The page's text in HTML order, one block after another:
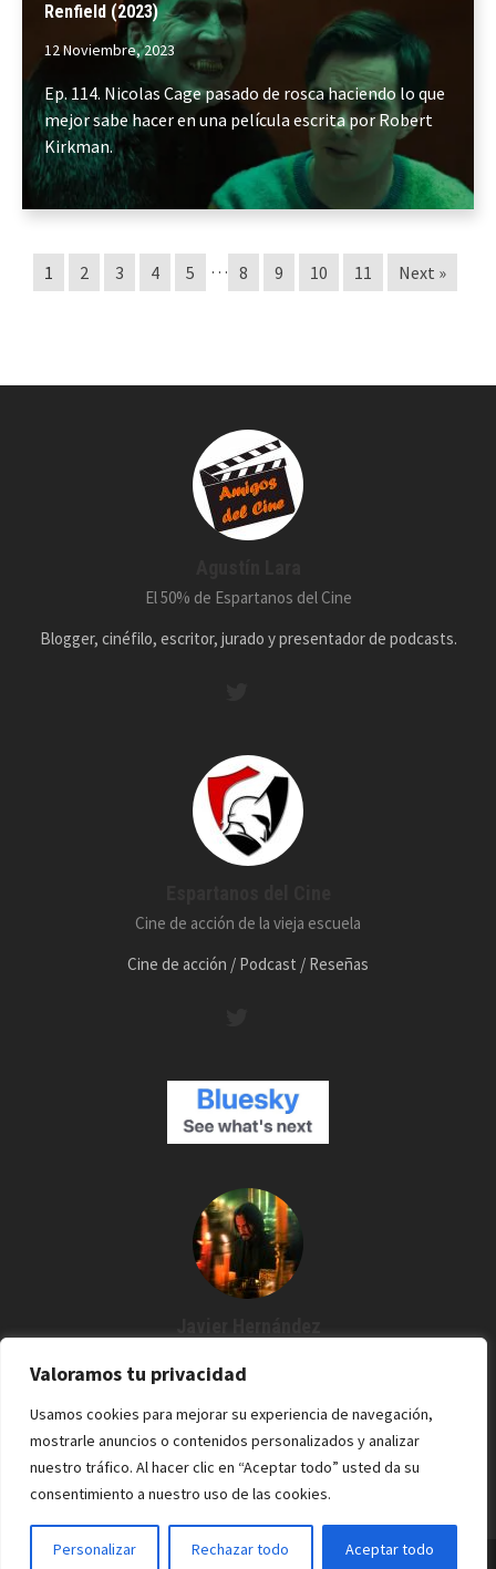
Valoramos tu privacidad
Usamos cookies para mejorar su experiencia de navegación,
mostrarle anuncios o contenidos personalizados y analizar
nuestro tráfico. Al hacer clic en “Aceptar todo” usted da su
consentimiento a nuestro uso de las cookies.
Personalizar Rechazar todo Aceptar todo
Renfield (2023)
12 Noviembre, 2023
Ep. 114. Nicolas Cage pasado de rosca haciendo lo que
mejor sabe hacer en una película escrita por Robert
Kirkman.
1 2 3 4 5 … 8 9 10 11 Next »
El 50% de Espartanos del Cine
Blogger, cinéfilo, escritor, jurado y presentador de podcasts.
Cine de acción de la vieja escuela
Cine de acción / Podcast / Reseñas
Javier Hernández
entonces estoy por aquí. Cine / Rock /Pixel.